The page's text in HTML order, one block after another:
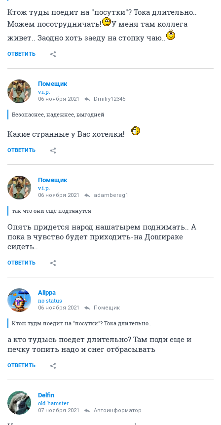
Ктож туды поедит на "посутки"? Тока длительно..
Можем посотрудничать!
У меня там коллега
живет.. Заодно хоть заеду на стопку чаю..
ОТВЕТИТЬ
Помещик
v.i.p.
06 ноября 2021 Dmitry12345
Безопаснее, надежнее, выгодней
Какие странные у Вас хотелки!
ОТВЕТИТЬ
Помещик
v.i.p.
06 ноября 2021 adambereg1
так что они ещё подтянутся
Опять придется народ нашатырем поднимать.. А
пока в чувство будет приходить-на Дошираке
сидеть..
ОТВЕТИТЬ
Alippa
no status
06 ноября 2021 Помещик
Ктож туды поедит на "посутки"? Тока длительно..
а кто тудысь поедет длительно? Там поди еще и
печку топить надо и снег отбрасывать
ОТВЕТИТЬ
Delfin
old hamster
07 ноября 2021 Автоинформатор